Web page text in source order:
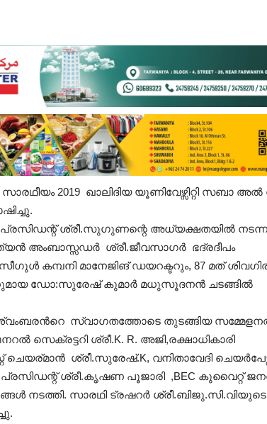
2019 ഖാലിദിയ യൂണിവേഴ്സിറ്റി സബാ
ശ്രീ.സുഗുണന്റെ അധ്യക്ഷതയിൽ നടന്ന
അംബാസ്സഡർ ശ്രീ.ജീവസാഗർ ഭദ്രദീപം
കമ്പനി മാനേജിങ് ഡയറക്ടറും, 87 മത്
ഡോ:സുരേഷ് കുമാർ മധുസൂദനൻ ചടങ്ങിൽ
സ്വാഗതത്തോടെ തുടങ്ങിയ
ശ്രീ.K. R. അജി,രക്ഷാധികാരി
ചെയര്മാൻ ശ്രീ.സുരേഷ്.K, വനിതാവേദി
പ്രസിഡന്റ് ശ്രീ.കൃഷണ പൂജാരി ,BEC കുവൈറ്റ്
നടത്തി. സാരഥി ട്രഷറർ ശ്രീ.ബിജു.സി.വിയുടെ